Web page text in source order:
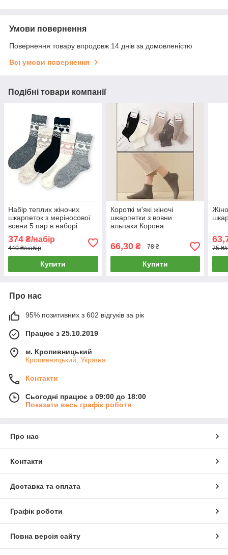
Умови повернення
Повернення товару впродовж 14 днів за домовленістю
Всі умови повернення
Подібні товари компанії
Набір теплих жіночих
шкарпеток з меріносової
вовни 5 пар в наборі
Корона
374 ₴/набір
440 ₴/набір
Купити
Короткі м'які жіночі
шкарпетки з вовни
альпаки Корона
66,30₴ 78 ₴
Купити
75 ₴/
Про нас
95% позитивних з 602 відгуків за рік
Працює з 25.10.2019
м. Кропивницький
Кропивницький, Україна
Контакти
Сьогодні працює з 09:00 до 18:00
Показати весь графік роботи
Про нас
Контакти
Доставка та оплата
Графік роботи
Повна версія сайту